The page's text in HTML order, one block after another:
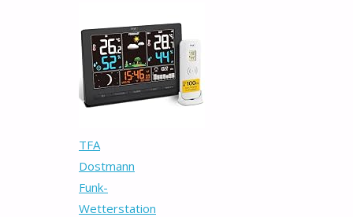
TFA
Dostmann
Funk-
Wetterstation